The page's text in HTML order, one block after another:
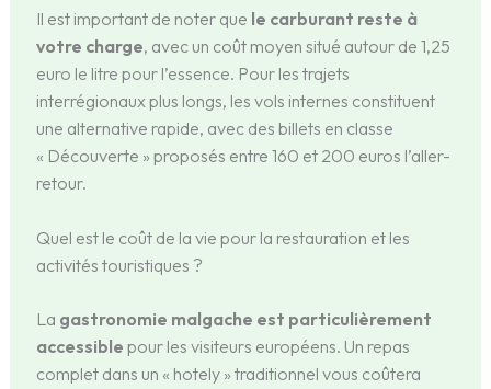
Il est important de noter que le carburant reste à
votre charge, avec un coût moyen situé autour de 1,25
euro le litre pour l’essence. Pour les trajets
interrégionaux plus longs, les vols internes constituent
une alternative rapide, avec des billets en classe
« Découverte » proposés entre 160 et 200 euros l’aller-
retour.
Quel est le coût de la vie pour la restauration et les
activités touristiques ?
La gastronomie malgache est particulièrement
accessible pour les visiteurs européens. Un repas
complet dans un « hotely » traditionnel vous coûtera